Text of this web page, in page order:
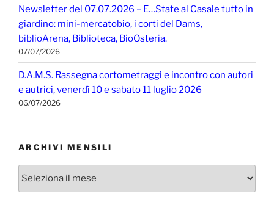
Newsletter del 07.07.2026 – E…State al Casale tutto in
giardino: mini-mercatobio, i corti del Dams,
biblioArena, Biblioteca, BioOsteria.
07/07/2026
D.A.M.S. Rassegna cortometraggi e incontro con autori
e autrici, venerdì 10 e sabato 11 luglio 2026
06/07/2026
ARCHIVI MENSILI
Archivi